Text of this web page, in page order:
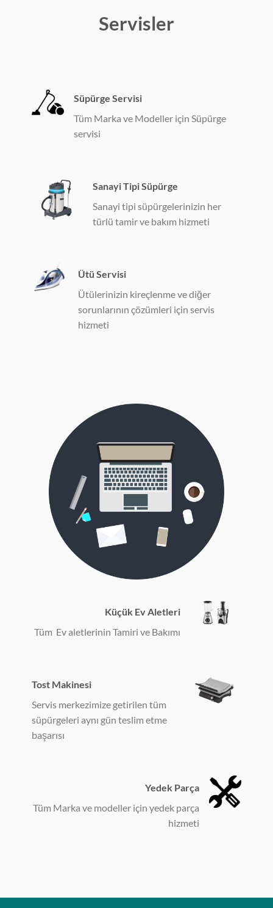
Servisler
Süpürge Servisi
Tüm Marka ve Modeller için Süpürge
servisi
Sanayi Tipi Süpürge
Sanayi tipi süpürgelerinizin her
türlü tamir ve bakım hizmeti
Ütü Servisi
Ütülerinizin kireçlenme ve diğer
sorunlarının çözümleri için servis
hizmeti
Küçük Ev Aletleri
Tüm Ev aletlerinin Tamiri ve Bakımı
Tost Makinesi
Servis merkezimize getirilen tüm
süpürgeleri aynı gün teslim etme
başarısı
Yedek Parça
Tüm Marka ve modeller için yedek parça
hizmeti